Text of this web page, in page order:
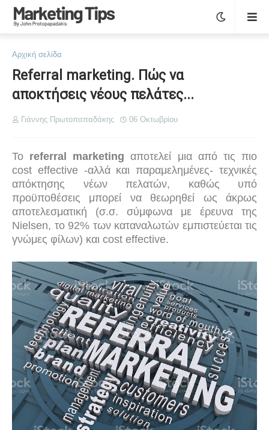
Αρχική σελίδα
Referral marketing. Πώς να
αποκτήσεις νέους πελάτες...
Γιάννης Πρωτοπαπαδάκης 06 Οκτωβρίου
Το referral marketing αποτελεί μια από τις πιο
cost effective -αλλά και παραμελημένες- τεχνικές
απόκτησης νέων πελατών, καθώς υπό
προϋποθέσεις μπορεί να θεωρηθεί ως άκρως
αποτελεσματική (σ.σ. σύμφωνα με έρευνα της
Nielsen, το 92% των καταναλωτών εμπιστεύεται τις
γνώμες φίλων) και cost effective.